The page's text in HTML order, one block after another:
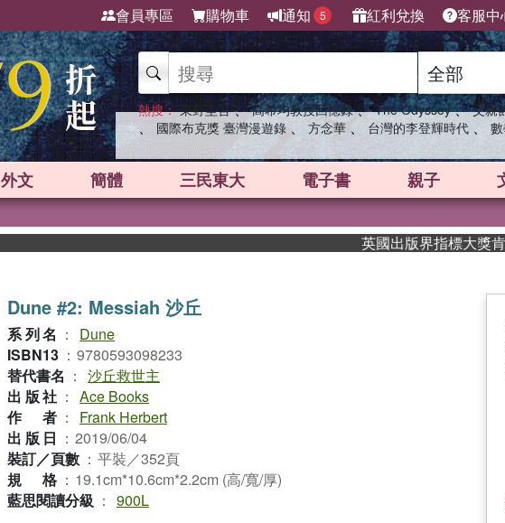
會員專區 購物車 通知 5 紅利兌換 客服中
熱搜： 東野圭吾 、 高希均教授回憶錄 、 The Odyssey 、 父親
、 國際布克獎 臺灣漫遊錄 、 方念華 、 台灣的李登輝時代 、
外文 簡體 三民東大 電子書 親子
英國出版界指標大獎肯定
Dune #2: Messiah 沙丘
系列名 ：
Dune
ISBN13 ： 9780593098233
替代書名 ： 沙丘救世主
出版社 ： Ace Books
作者 ：
Frank Herbert
出版日 ： 2019/06/04
裝訂／頁數 ： 平裝／352頁
規格 ： 19.1cm*10.6cm*2.2cm (高/寬/厚)
藍思閱讀分級 ： 900L